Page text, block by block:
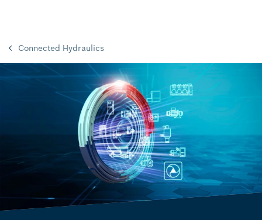
Connected Hydraulics